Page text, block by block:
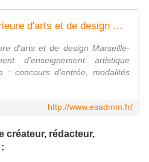
ESADMM, École supérieure d'arts et de design Marseille-Méditerranée
d'arts et de design Marseille-
d'enseignement artistique
: concours d'entrée, modalités
http://www.esadmm.fr/
créateur, rédacteur,
: